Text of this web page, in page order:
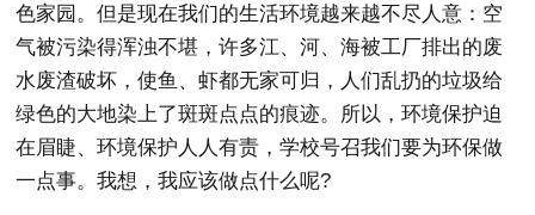
色家园。但是现在我们的生活环境越来越不尽人意：空
气被污染得浑浊不堪，许多江、河、海被工厂排出的废
水废渣破坏，使鱼、虾都无家可归，人们乱扔的垃圾给
绿色的大地染上了斑斑点点的痕迹。所以，环境保护迫
在眉睫、环境保护人人有责，学校号召我们要为环保做
一点事。我想，我应该做点什么呢?